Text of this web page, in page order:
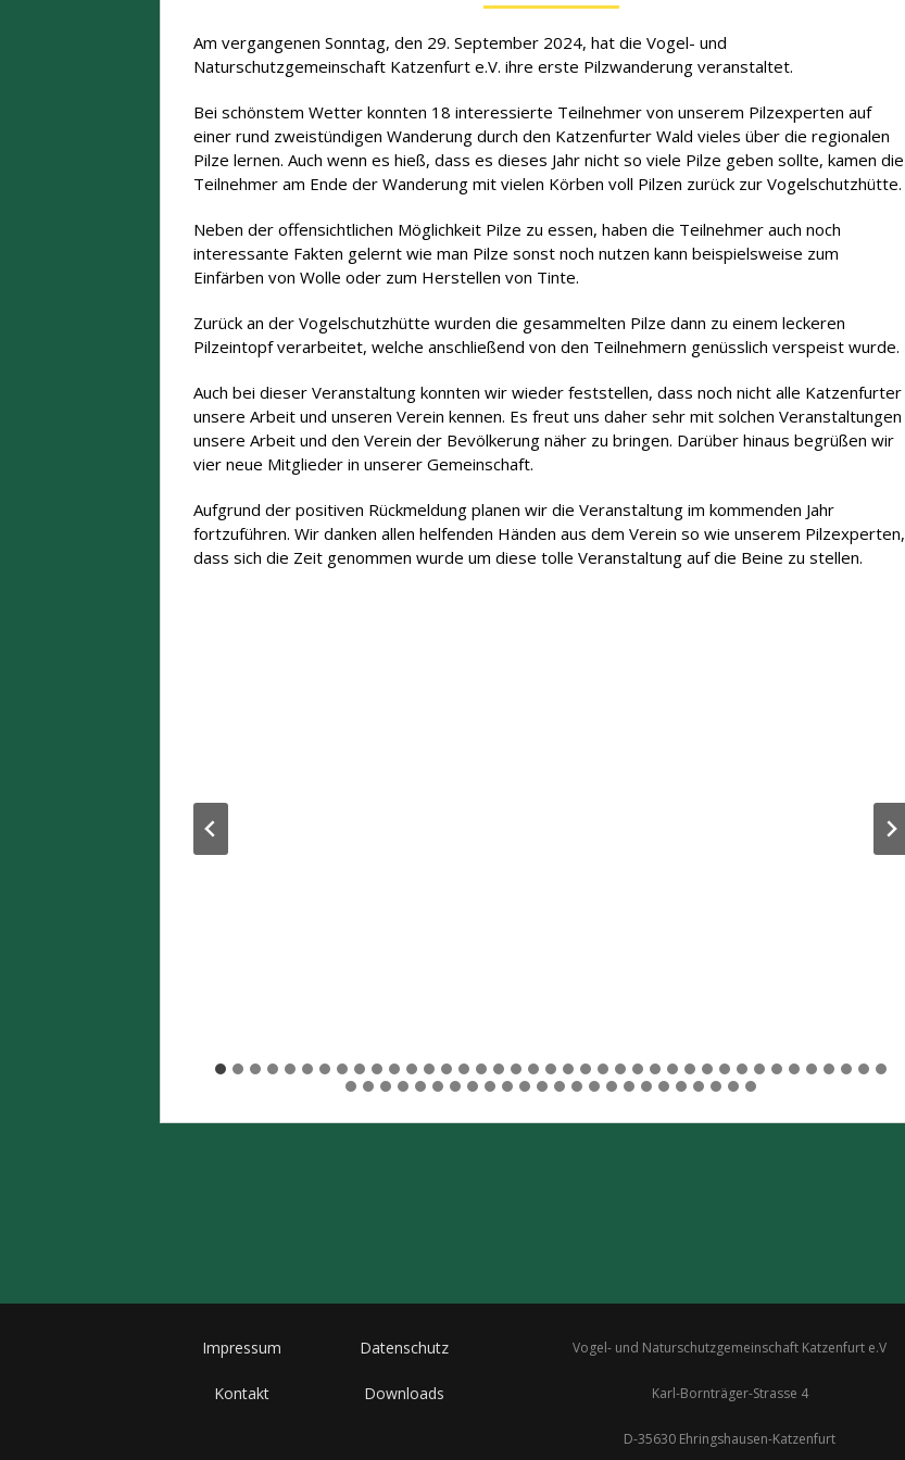
Am vergangenen Sonntag, den 29. September 2024, hat die Vogel- und
Naturschutzgemeinschaft Katzenfurt e.V. ihre erste Pilzwanderung veranstaltet.
Bei schönstem Wetter konnten 18 interessierte Teilnehmer von unserem Pilzexperten auf
einer rund zweistündigen Wanderung durch den Katzenfurter Wald vieles über die regionalen
Pilze lernen. Auch wenn es hieß, dass es dieses Jahr nicht so viele Pilze geben sollte, kamen die
Teilnehmer am Ende der Wanderung mit vielen Körben voll Pilzen zurück zur Vogelschutzhütte.
Neben der offensichtlichen Möglichkeit Pilze zu essen, haben die Teilnehmer auch noch
interessante Fakten gelernt wie man Pilze sonst noch nutzen kann beispielsweise zum
Einfärben von Wolle oder zum Herstellen von Tinte.
Zurück an der Vogelschutzhütte wurden die gesammelten Pilze dann zu einem leckeren
Pilzeintopf verarbeitet, welche anschließend von den Teilnehmern genüsslich verspeist wurde.
Auch bei dieser Veranstaltung konnten wir wieder feststellen, dass noch nicht alle Katzenfurter
unsere Arbeit und unseren Verein kennen. Es freut uns daher sehr mit solchen Veranstaltungen
unsere Arbeit und den Verein der Bevölkerung näher zu bringen. Darüber hinaus begrüßen wir
vier neue Mitglieder in unserer Gemeinschaft.
Aufgrund der positiven Rückmeldung planen wir die Veranstaltung im kommenden Jahr
fortzuführen. Wir danken allen helfenden Händen aus dem Verein so wie unserem Pilzexperten,
dass sich die Zeit genommen wurde um diese tolle Veranstaltung auf die Beine zu stellen.
Impressum
Kontakt
Datenschutz
Downloads
Vogel- und Naturschutzgemeinschaft Katzenfurt e.V
Karl-Bornträger-Strasse 4
D-35630 Ehringshausen-Katzenfurt